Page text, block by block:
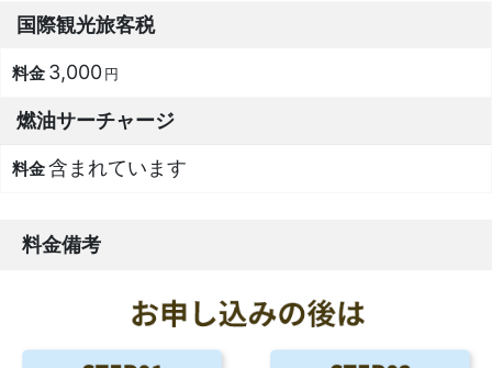
国際観光旅客税
3,000円
燃油サーチャージ
含まれています
料金備考